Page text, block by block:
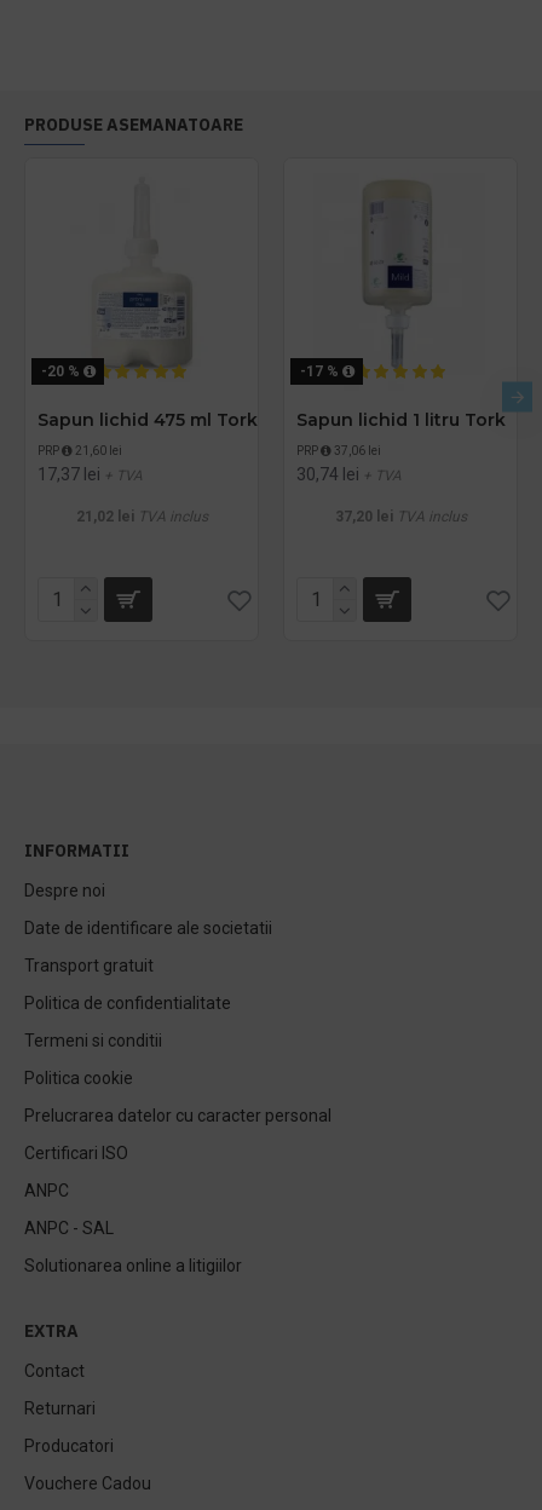
PRODUSE ASEMANATOARE
-20 %
Sapun lichid 475 ml Tork
PRP 21,60 lei
17,37 lei + TVA
21,02 lei TVA inclus
-17 %
Sapun lichid 1 litru Tork
PRP 37,06 lei
30,74 lei + TVA
37,20 lei TVA inclus
INFORMATII
Despre noi
Date de identificare ale societatii
Transport gratuit
Politica de confidentialitate
Termeni si conditii
Politica cookie
Prelucrarea datelor cu caracter personal
Certificari ISO
ANPC
ANPC - SAL
Solutionarea online a litigiilor
EXTRA
Contact
Returnari
Producatori
Vouchere Cadou